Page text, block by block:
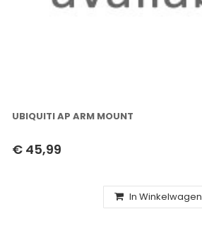
UBIQUITI AP ARM MOUNT
€ 45,99
In Winkelwagen